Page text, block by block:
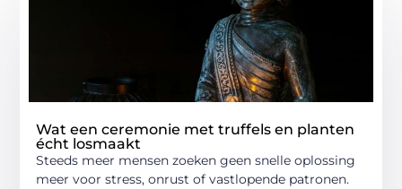
Wat een ceremonie met truffels en planten
écht losmaakt
Steeds meer mensen zoeken geen snelle oplossing
meer voor stress, onrust of vastlopende patronen.